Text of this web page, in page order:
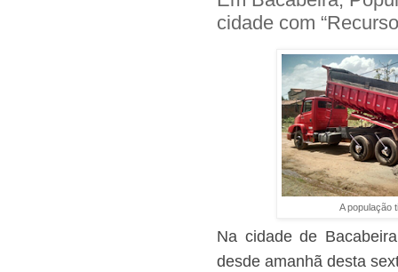
cidade com
A população
Na cidade de
desde amanhã desta